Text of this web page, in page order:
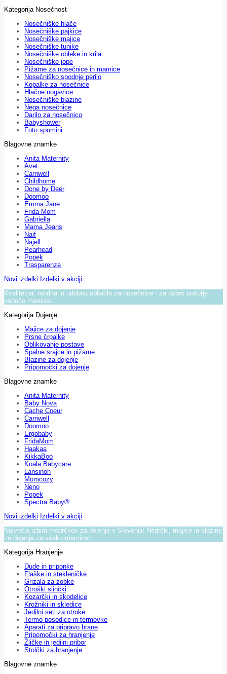
Kategorija Nosečnost
Nosečniške hlače
Nosečniške pajkice
Nosečniške majice
Nosečniške tunike
Nosečniške obleke in krila
Nosečniške jope
Pižame za nosečnice in mamice
Nosečniško spodnje perilo
Kopalke za nosečnice
Hlačne nogavice
Nosečniške blazine
Nega nosečnice
Darilo za nosečnico
Babyshower
Foto spomini
Blagovne znamke
Anita Maternity
Avet
Carriwell
Childhome
Done by Deer
Doomoo
Emma Jane
Frida Mom
Gabriella
Mama Jeans
Naif
Najell
Pearhead
Popek
Trasparenze
Novi izdelki Izdelki v akciji
Kvalitetna, modna in udobna oblačila za nosečnice - za dobro počutje
bodoče mamice.
Kategorija Dojenje
Majice za dojenje
Prsne črpalke
Oblikovanje postave
Spalne srajce in pižame
Blazine za dojenje
Pripomočki za dojenje
Blagovne znamke
Anita Maternity
Baby Nova
Cache Coeur
Carriwell
Doomoo
Ergobaby
FridaMom
Haakaa
KikkaBoo
Koala Babycare
Lansinoh
Momcozy
Neno
Popek
Spectra Baby®
Novi izdelki Izdelki v akciji
Največja izbira modrčkov za dojenje v Sloveniji! Nedrčki, majice in blazine
za dojenje za vsako mamico!
Kategorija Hranjenje
Dude in priponke
Flaške in stekleničke
Grizala za zobke
Otroški slinčki
Kozarčki in skodelice
Krožniki in skledice
Jedilni seti za otroke
Termo posodice in termovke
Aparati za pripravo hrane
Pripomočki za hranjenje
Žličke in jedilni pribor
Stolčki za hranjenje
Blagovne znamke